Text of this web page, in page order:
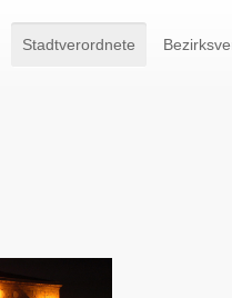
Stadtverordnete